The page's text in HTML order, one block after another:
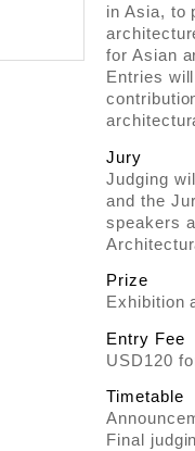
in Asia, to
for Asian
Entries
Jury
Judging
and the
speakers
Prize
Exhibition
Entry Fee
USD120
Timetable
Final